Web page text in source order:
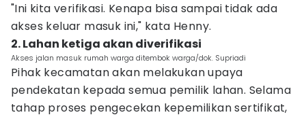
"Ini kita verifikasi. Kenapa bisa sampai tidak ada
akses keluar masuk ini," kata Henny.
2. Lahan ketiga akan diverifikasi
Akses jalan masuk rumah warga ditembok warga/dok. Supriadi
Pihak kecamatan akan melakukan upaya
pendekatan kepada semua pemilik lahan. Selama
tahap proses pengecekan kepemilikan sertifikat,